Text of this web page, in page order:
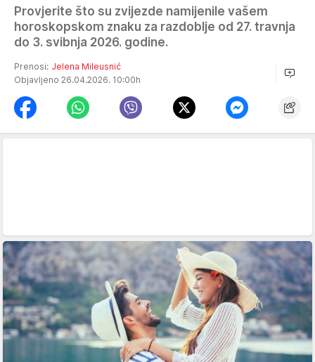
Provjerite što su zvijezde namijenile vašem
horoskopskom znaku za razdoblje od 27. travnja
do 3. svibnja 2026. godine.
Prenosi: Jelena Mileusnić
Objavljeno 26.04.2026. 10:00h